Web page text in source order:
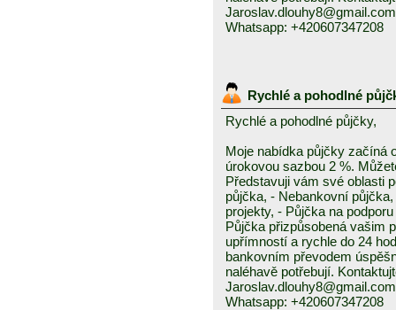
Jaroslav.dlouhy8@gmail.com
Whatsapp: +420607347208
Rychlé a pohodlné
Rychlé a pohodlné půjčky,
Moje nabídka půjčky začíná
úrokovou sazbou 2 %.
Představuji vám své oblasti
půjčka, - Nebankovní
projekty, - Půjčka na
Půjčka přizpůsobená vašim
upřímností a rychle do 24
bankovním převodem
naléhavě potřebují.
Jaroslav.dlouhy8@gmail.com
Whatsapp: +420607347208